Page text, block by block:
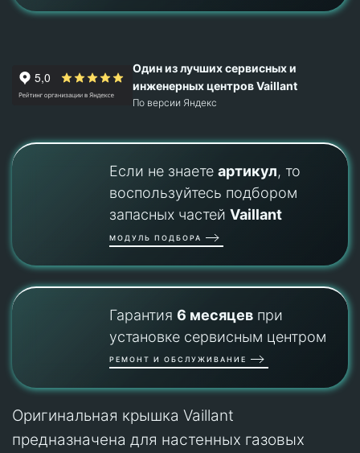
Один из лучших сервисных и
инженерных центров Vaillant
По версии Яндекс
Если не знаете артикул, то
воспользуйтесь подбором
запасных частей Vaillant
МОДУЛЬ ПОДБОРА
Гарантия 6 месяцевпри
установке сервисным центром
РЕМОНТ И ОБСЛУЖИВАНИЕ
Оригинальная крышка Vaillant
предназначена для настенных газовых